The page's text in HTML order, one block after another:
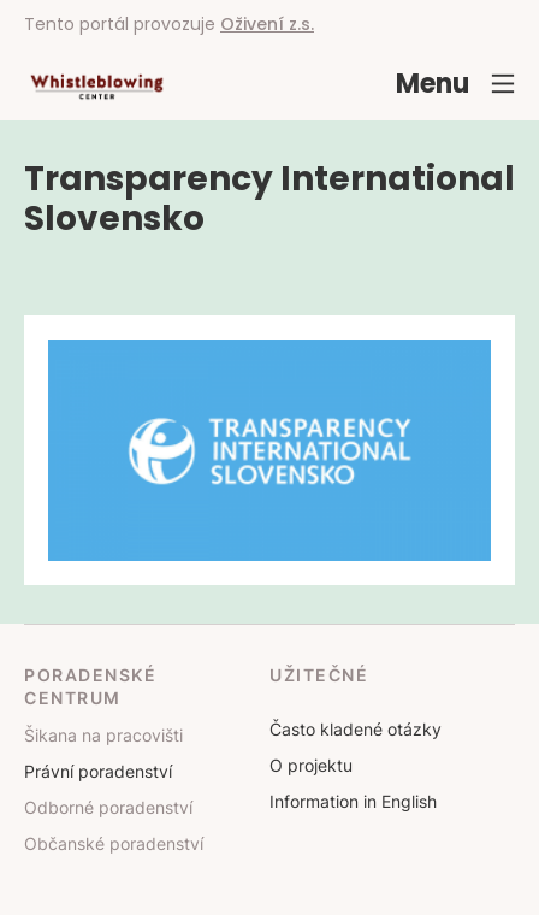
Tento portál provozuje Oživení z.s.
Menu
Transparency International
Slovensko
PORADENSKÉ
CENTRUM
Šikana na pracovišti
Právní poradenství
Odborné poradenství
Občanské poradenství
UŽITEČNÉ
Často kladené otázky
O projektu
Information in English